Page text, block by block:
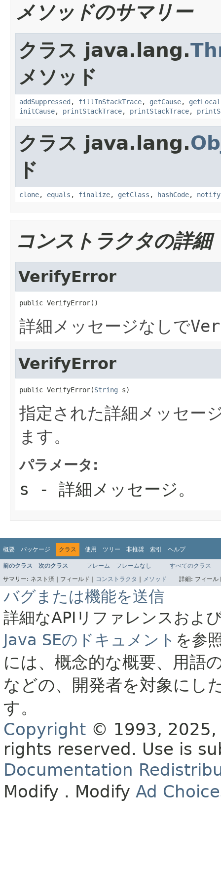
メソッドのサマリー
クラス java.lang.
メソッド
addSuppressed , fillInStackTrace, getCause,
initCause, printStackTrace, printStackTrace,
クラス java.lang.
ド
clone, equals , finalize, getClass , hashCode, notify
コンストラクタの詳細
VerifyError
public VerifyError()
詳細メッセージなしで
VerifyError
public VerifyError(String s)
指定された詳細メッセー
ます。
パラメータ:
s - 詳細メッセージ。
概要 パッケージ クラス 使用 ツリー 非推奨 索引 ヘルプ
前のクラス 次のクラス フレーム フレームなし
すべてのクラス
サマリー: ネスト済 | フィールド | コンストラクタ メソッド 詳細: フィー
バグまたは機能を送信
詳細なAPIリファレンスおよ
Java SEのドキュメント を参
には、概念的な概要、用語
などの、開発者を対象にし
す。
Copyright © 1993,
rights reserved. Use is
Documentation
Modify . Modify Ad